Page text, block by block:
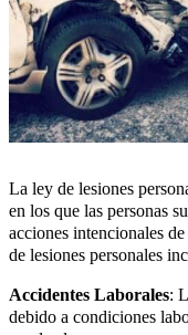
La ley de lesiones
en los que las personas
acciones intencionales
de lesiones personales
Accidentes Laborales:
debido a condiciones